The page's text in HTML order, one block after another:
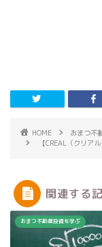
HOME
おまつ不
【CREAL（クリア
関連する
おまつ不動産投資を学ぶ